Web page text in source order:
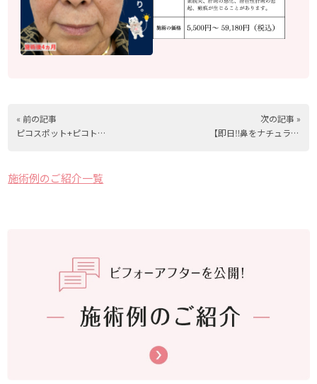
« 前の記事
ピコスポット+ピコトーニング モニター様（20代女性）
次の記事 »
【即日‼︎鼻をナチュラルに高く】クララ式鼻リフト・30代女性
施術例のご紹介一覧